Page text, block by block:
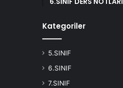
Kategoriler
5.SINIF
6.SINIF
7.SINIF